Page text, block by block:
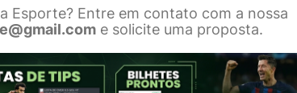
Esporte? Entre em contato com a nossa
e solicite uma proposta.